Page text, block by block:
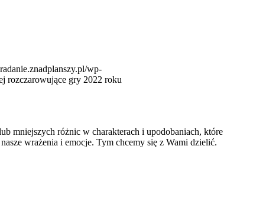
wp-
rozczarowujące gry 2022 roku
mniejszych różnic w charakterach i upodobaniach, które
wrażenia i emocje. Tym chcemy się z Wami dzielić.